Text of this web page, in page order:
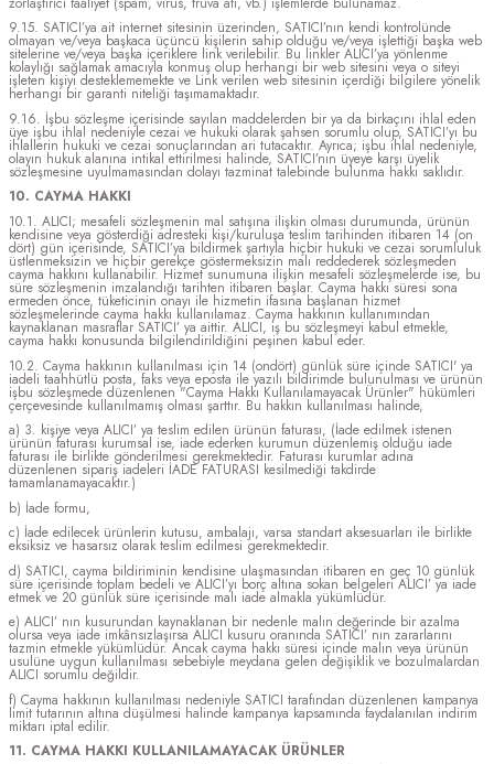
9.15. SATICI’ya ait internet sitesinin üzerinden, SATICI’nın kendi kontrolünde
olmayan ve/veya başkaca üçüncü kişilerin sahip olduğu ve/veya işlettiği başka web
sitelerine ve/veya başka içeriklere link verilebilir. Bu linkler ALICI’ya yönlenme
kolaylığı sağlamak amacıyla konmuş olup herhangi bir web sitesini veya o siteyi
işleten kişiyi desteklememekte ve Link verilen web sitesinin içerdiği bilgilere yönelik
herhangi bir garanti niteliği taşımamaktadır.
9.16. İşbu sözleşme içerisinde sayılan maddelerden bir ya da birkaçını ihlal eden
üye işbu ihlal nedeniyle cezai ve hukuki olarak şahsen sorumlu olup, SATICI’yı bu
ihlallerin hukuki ve cezai sonuçlarından ari tutacaktır. Ayrıca; işbu ihlal nedeniyle,
olayın hukuk alanına intikal ettirilmesi halinde, SATICI’nın üyeye karşı üyelik
sözleşmesine uyulmamasından dolayı tazminat talebinde bulunma hakkı saklıdır.
10. CAYMA HAKKI
10.1. ALICI; mesafeli sözleşmenin mal satışına ilişkin olması durumunda, ürünün
kendisine veya gösterdiği adresteki kişi/kuruluşa teslim tarihinden itibaren 14 (on
dört) gün içerisinde, SATICI’ya bildirmek şartıyla hiçbir hukuki ve cezai sorumluluk
üstlenmeksizin ve hiçbir gerekçe göstermeksizin malı reddederek sözleşmeden
cayma hakkını kullanabilir. Hizmet sunumuna ilişkin mesafeli sözleşmelerde ise, bu
süre sözleşmenin imzalandığı tarihten itibaren başlar. Cayma hakkı süresi sona
ermeden önce, tüketicinin onayı ile hizmetin ifasına başlanan hizmet
sözleşmelerinde cayma hakkı kullanılamaz. Cayma hakkının kullanımından
kaynaklanan masraflar SATICI’ ya aittir. ALICI, iş bu sözleşmeyi kabul etmekle,
cayma hakkı konusunda bilgilendirildiğini peşinen kabul eder.
10.2. Cayma hakkının kullanılması için 14 (ondört) günlük süre içinde SATICI' ya
iadeli taahhütlü posta, faks veya eposta ile yazılı bildirimde bulunulması ve ürünün
işbu sözleşmede düzenlenen "Cayma Hakkı Kullanılamayacak Ürünler" hükümleri
çerçevesinde kullanılmamış olması şarttır. Bu hakkın kullanılması halinde,
a) 3. kişiye veya ALICI’ ya teslim edilen ürünün faturası, (İade edilmek istenen
ürünün faturası kurumsal ise, iade ederken kurumun düzenlemiş olduğu iade
faturası ile birlikte gönderilmesi gerekmektedir. Faturası kurumlar adına
düzenlenen sipariş iadeleri İADE FATURASI kesilmediği takdirde
tamamlanamayacaktır.)
b) İade formu,
c) İade edilecek ürünlerin kutusu, ambalajı, varsa standart aksesuarları ile birlikte
eksiksiz ve hasarsız olarak teslim edilmesi gerekmektedir.
d) SATICI, cayma bildiriminin kendisine ulaşmasından itibaren en geç 10 günlük
süre içerisinde toplam bedeli ve ALICI’yı borç altına sokan belgeleri ALICI’ ya iade
etmek ve 20 günlük süre içerisinde malı iade almakla yükümlüdür.
e) ALICI’ nın kusurundan kaynaklanan bir nedenle malın değerinde bir azalma
olursa veya iade imkânsızlaşırsa ALICI kusuru oranında SATICI’ nın zararlarını
tazmin etmekle yükümlüdür. Ancak cayma hakkı süresi içinde malın veya ürünün
usulüne uygun kullanılması sebebiyle meydana gelen değişiklik ve bozulmalardan
ALICI sorumlu değildir.
f) Cayma hakkının kullanılması nedeniyle SATICI tarafından düzenlenen kampanya
limit tutarının altına düşülmesi halinde kampanya kapsamında faydalanılan indirim
miktarı iptal edilir.
11. CAYMA HAKKI KULLANILAMAYACAK ÜRÜNLER